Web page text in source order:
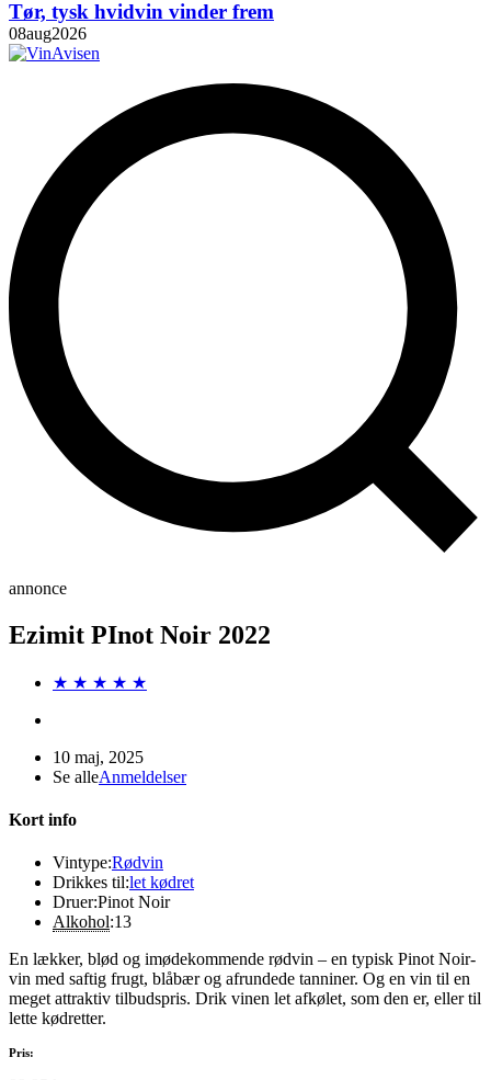
Tør, tysk hvidvin vinder frem
08aug2026
annonce
Ezimit PInot Noir 2022
★ ★ ★ ★ ★
10 maj, 2025
Se alleAnmeldelser
Kort info
Vintype:Rødvin
Drikkes til:let kødret
Druer:Pinot Noir
Alkohol:13
En lækker, blød og imødekommende rødvin – en typisk Pinot Noir-
vin med saftig frugt, blåbær og afrundede tanniner. Og en vin til en
meget attraktiv tilbudspris. Drik vinen let afkølet, som den er, eller til
lette kødretter.
Pris: